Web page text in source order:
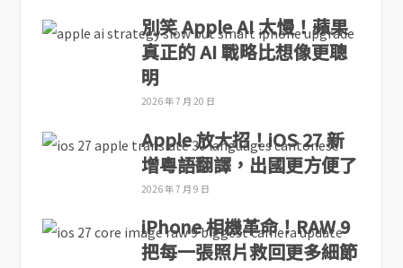
別笑 Apple AI 太慢！蘋果
真正的 AI 戰略比想像更聰
明
2026 年 7 月 20 日
Apple 放大招！iOS 27 新
增粵語翻譯，出國更方便了
2026 年 7 月 9 日
iPhone 相機革命！RAW 9
把每一張照片救回更多細節